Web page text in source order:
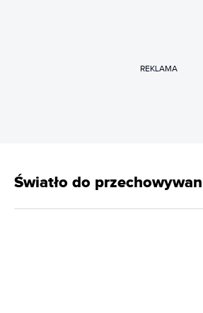
REKLAMA
Światło do